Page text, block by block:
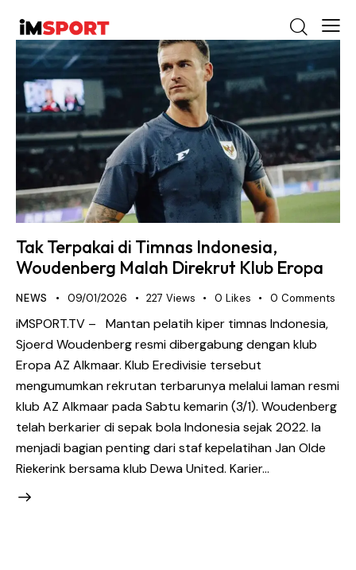
Tak Terpakai di Timnas Indonesia,
Woudenberg Malah Direkrut Klub Eropa
NEWS 09/01/2026 227 Views 0 Likes 0 Comments
iMSPORT.TV – Mantan pelatih kiper timnas Indonesia,
Sjoerd Woudenberg resmi dibergabung dengan klub
Eropa AZ Alkmaar. Klub Eredivisie tersebut
mengumumkan rekrutan terbarunya melalui laman resmi
klub AZ Alkmaar pada Sabtu kemarin (3/1). Woudenberg
telah berkarier di sepak bola Indonesia sejak 2022. Ia
menjadi bagian penting dari staf kepelatihan Jan Olde
Riekerink bersama klub Dewa United. Karier…